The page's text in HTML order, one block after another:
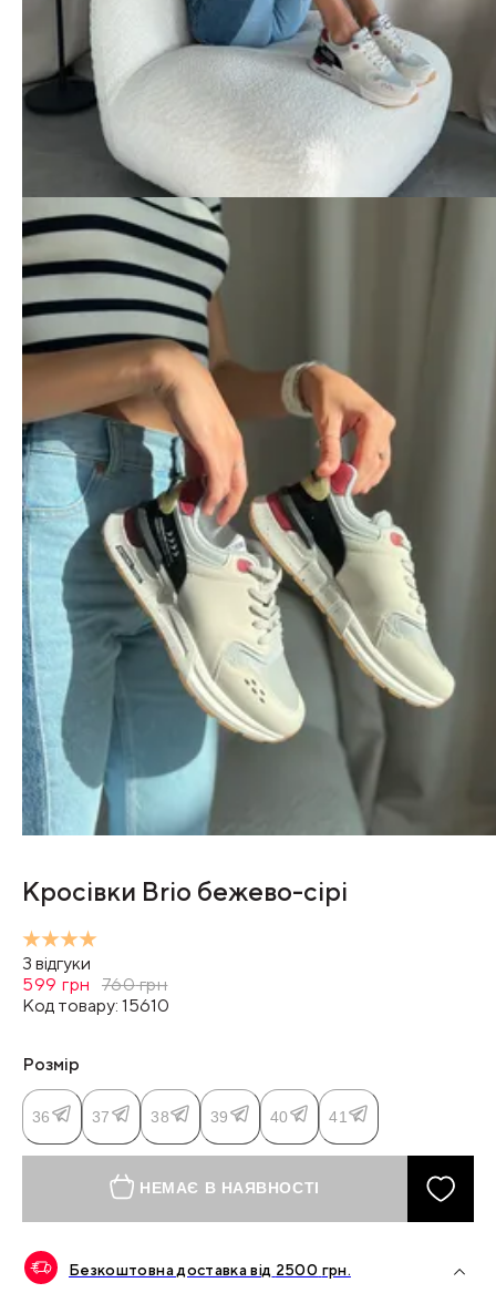
Кросівки Brio бежево-сірі
3 відгуки
599 грн 760грн
Код товару: 15610
Розмір
36 37 38 39 40 41
НЕМАЄ В НАЯВНОСТІ
Безкоштовна доставка від 2500 грн.